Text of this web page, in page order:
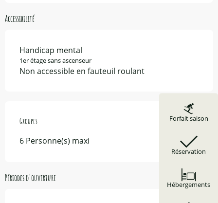
Forfait saison
Réservation
Hébergements
Accessibilité
Handicap mental
1er étage sans ascenseur
Non accessible en fauteuil roulant
Groupes
Groupes
6 Personne(s) maxi
Périodes d'ouverture